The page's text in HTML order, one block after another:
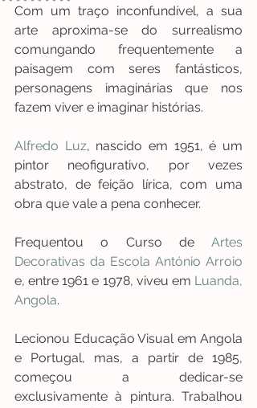
Com um traço inconfundível, a sua
arte aproxima-se do surrealismo
comungando frequentemente a
paisagem com seres fantásticos,
personagens imaginárias que nos
fazem viver e imaginar histórias.
Alfredo Luz, nascido em 1951, é um
pintor neofigurativo, por vezes
abstrato, de feição lírica, com uma
obra que vale a pena conhecer.
Frequentou o Curso de Artes
Decorativas da Escola António Arroio
e, entre 1961 e 1978, viveu em Luanda,
Angola.
Lecionou Educação Visual em Angola
e Portugal, mas, a partir de 1985,
começou a dedicar-se
exclusivamente à pintura. Trabalhou